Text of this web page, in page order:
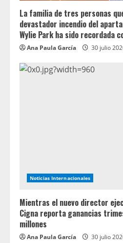
La familia de tres personas
devastador incendio del
Wylie Park ha sido recordada
Ana Paula García 30 julio
Noticias Internacionales
Mientras el nuevo director
Cigna reporta ganancias
millones
Ana Paula García 30 julio